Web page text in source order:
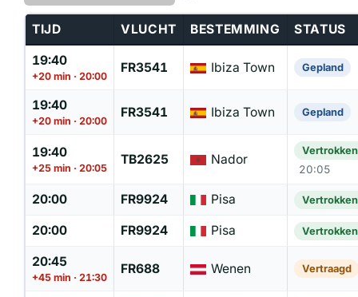
TIJD VLUCHT BESTEMMING STATUS
19:40
+20 min · 20:00
FR3541 Ibiza Town Gepland
19:40
+20 min · 20:00
FR3541 Ibiza Town Gepland
19:40
+25 min · 20:05
TB2625 Nador
Vertrokken
20:05
20:00 FR9924 Pisa Vertrokken
20:00 FR9924 Pisa Vertrokken
20:45
+45 min · 21:30
FR688 Wenen Vertraagd